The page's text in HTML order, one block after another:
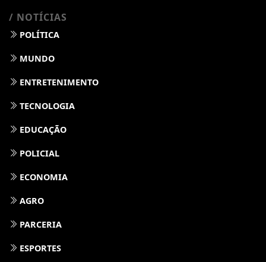
/ NOTÍCIAS
POLÍTICA
MUNDO
ENTRETENIMENTO
TECNOLOGIA
EDUCAÇÃO
POLICIAL
ECONOMIA
AGRO
PARCERIA
ESPORTES